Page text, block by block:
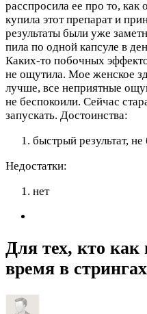
расспросила ее про то, как
купила этот препарат и
результаты были уже
пила по одной капсуле в
Каких-то побочных
не ощутила. Мое женское
лучше, все неприятные
не беспокоили. Сейчас
запускать. Достоинства:
быстрый результат,
Недостатки:
нет
Для тех, кто как
время в стрингах